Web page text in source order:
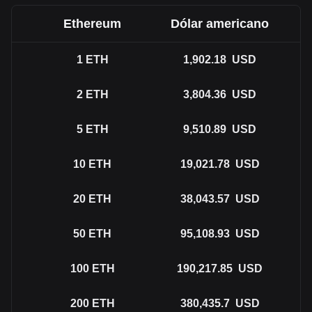
Ethereum Dólar americano
1 ETH 1,902.18 USD
2 ETH 3,804.36 USD
5 ETH 9,510.89 USD
10 ETH 19,021.78 USD
20 ETH 38,043.57 USD
50 ETH 95,108.93 USD
100 ETH 190,217.85 USD
200 ETH 380,435.7 USD